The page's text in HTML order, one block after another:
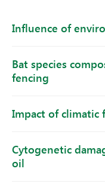
Influence of
Bat species
fencing
Impact of climatic
Cytogenetic
oil